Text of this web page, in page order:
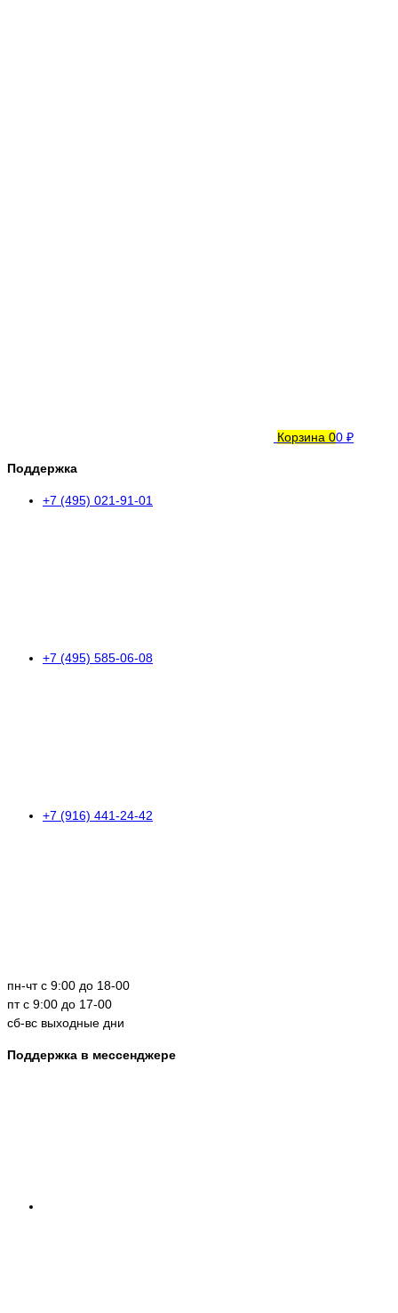
Корзина 00 ₽
Поддержка
+7 (495) 021-91-01
+7 (495) 585-06-08
+7 (916) 441-24-42
пн-чт с 9:00 до 18-00
пт с 9:00 до 17-00
сб-вс выходные дни
Поддержка в мессенджере